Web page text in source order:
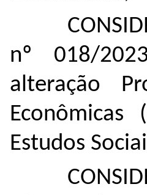
nº 018/
alteração
Econômicas (
Estudos